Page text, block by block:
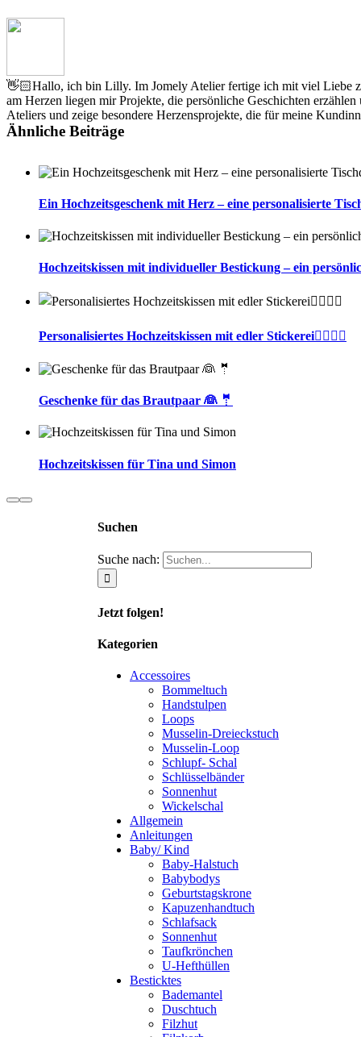
👋🏻Hallo, ich bin Lilly. Im Jomely Atelier fertige ich mit viel Liebe
am Herzen liegen mir Projekte, die persönliche Geschichten
Ateliers und zeige besondere Herzensprojekte, die für meine
Ähnliche Beiträge
Ein Hochzeitsgeschenk mit Herz – eine personalisierte
Hochzeitskissen mit individueller Bestickung – ein
Personalisiertes Hochzeitskissen mit edler Stickerei🤵‍♂️👰‍♀️
Geschenke für das Brautpaar 👰 🤵
Hochzeitskissen für Tina und Simon
Suchen
Suche nach:
Jetzt folgen!
Kategorien
Accessoires
Bommeltuch
Handstulpen
Loops
Musselin-Dreieckstuch
Musselin-Loop
Schlupf- Schal
Schlüsselbänder
Sonnenhut
Wickelschal
Allgemein
Anleitungen
Baby/ Kind
Baby-Halstuch
Babybodys
Geburtstagskrone
Kapuzenhandtuch
Schlafsack
Sonnenhut
Taufkrönchen
U-Hefthüllen
Besticktes
Bademantel
Duschtuch
Filzhut